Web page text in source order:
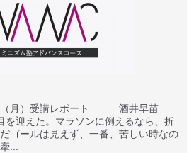
（月）受講レポート 酒井早苗
を迎えた。マラソンに例えるなら、折
ゴールは見えず、一番、苦しい時なの
...